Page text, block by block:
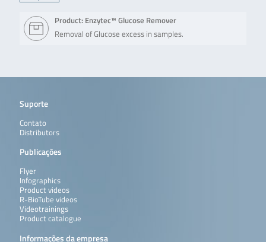
Product: Enzytec™ Glucose Remover
Removal of Glucose excess in samples.
Suporte
Contato
Distributors
Publicações
Flyer
Infographics
Product videos
R-BioTube videos
Videotrainings
Product catalogue
Informações da empresa